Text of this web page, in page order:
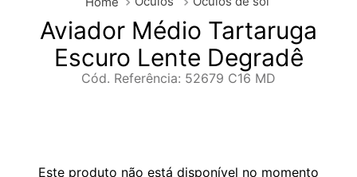
Aviador Médio Tartaruga
Escuro Lente Degradê
Cód. Referência: 52679 C16 MD
Este produto não está disponível no momento